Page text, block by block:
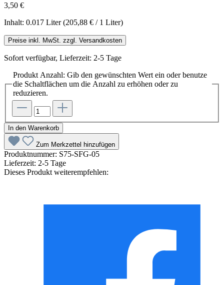
3,50 €
Inhalt: 0.017 Liter(205,88 € / 1 Liter)
Preise inkl. MwSt. zzgl. Versandkosten
Sofort verfügbar, Lieferzeit: 2-5 Tage
Produkt Anzahl: Gib den gewünschten Wert ein oder benutze
die Schaltflächen um die Anzahl zu erhöhen oder zu
reduzieren.
In den Warenkorb
Zum Merkzettel hinzufügen
Produktnummer: S75-SFG-05
Lieferzeit: 2-5 Tage
Dieses Produkt weiterempfehlen: